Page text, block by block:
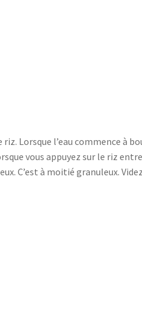
Lorsque l’eau commence à
vous appuyez sur le riz
C’est à moitié granuleux. Videz